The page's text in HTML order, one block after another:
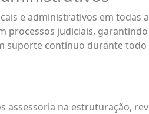
e administrativos em todas
judiciais,
contínuo durante todo
na estruturação,